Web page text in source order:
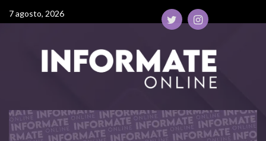
7 agosto, 2026